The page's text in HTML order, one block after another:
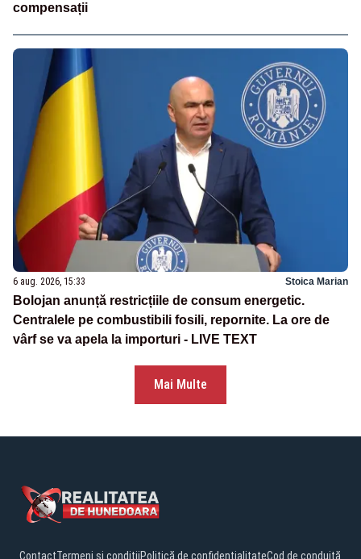
compensații
6 aug. 2026, 15:33 Stoica Marian
Bolojan anunță restricțiile de consum energetic.
Centralele pe combustibili fosili, repornite. La ore de
vârf se va apela la importuri - LIVE TEXT
Mai Multe
ContactTermeni și condițiiPolitică de confidențialitateCod de conduită